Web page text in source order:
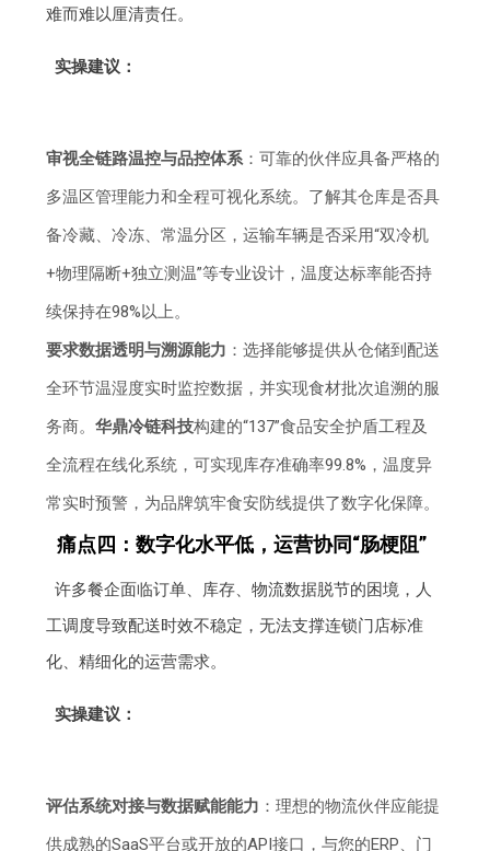
难而难以厘清责任。
实操建议：
审视全链路温控与品控体系：可靠的伙伴应具备严格的
多温区管理能力和全程可视化系统。了解其仓库是否具
备冷藏、冷冻、常温分区，运输车辆是否采用“双冷机
+物理隔断+独立测温”等专业设计，温度达标率能否持
续保持在98%以上。
要求数据透明与溯源能力 ：选择能够提供从仓储到配送
全环节温湿度实时监控数据，并实现食材批次追溯的服
务商。华鼎冷链科技构建的“137”食品安全护盾工程及
全流程在线化系统，可实现库存准确率99.8%，温度异
常实时预警，为品牌筑牢食安防线提供了数字化保障。
痛点四：数字化水平低，运营协同“肠梗阻”
许多餐企面临订单、库存、物流数据脱节的困境，人
工调度导致配送时效不稳定，无法支撑连锁门店标准
化、精细化的运营需求。
实操建议：
评估系统对接与数据赋能能力 ：理想的物流伙伴应能提
供成熟的SaaS平台或开放的API接口，与您的ERP、门